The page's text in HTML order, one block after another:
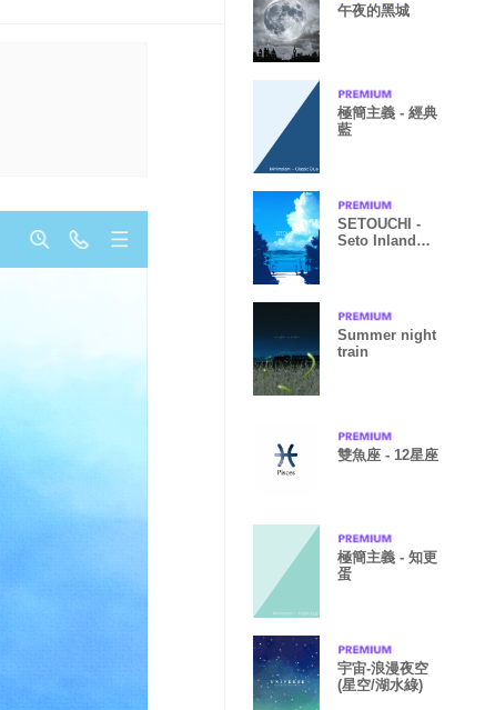
午夜的黑城
極簡主義 - 經典
藍
SETOUCHI -
Seto Inland
Summer night
train
雙魚座 - 12星座
極簡主義 - 知更
蛋
宇宙-浪漫夜空
(星空/湖水綠)